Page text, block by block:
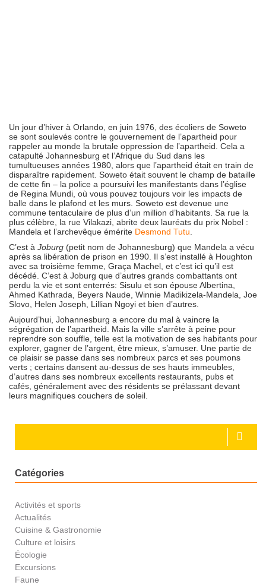
Un jour d’hiver à Orlando, en juin 1976, des écoliers de Soweto
se sont soulevés contre le gouvernement de l’apartheid pour
rappeler au monde la brutale oppression de l’apartheid. Cela a
catapulté Johannesburg et l’Afrique du Sud dans les
tumultueuses années 1980, alors que l’apartheid était en train de
disparaître rapidement. Soweto était souvent le champ de bataille
de cette fin – la police a poursuivi les manifestants dans l’église
de Regina Mundi, où vous pouvez toujours voir les impacts de
balle dans le plafond et les murs. Soweto est devenue une
commune tentaculaire de plus d’un million d’habitants. Sa rue la
plus célèbre, la rue Vilakazi, abrite deux lauréats du prix Nobel :
Mandela et l’archevêque émérite Desmond Tutu
C’est à Joburg (petit nom de Johannesburg) que Mandela a vécu
après sa libération de prison en 1990. Il s’est installé à Houghton
avec sa troisième femme, Graça Machel, et c’est ici qu’il est
décédé. C’est à Joburg que d’autres grands combattants ont
perdu la vie et sont enterrés: Sisulu et son épouse Albertina,
Ahmed Kathrada, Beyers Naude, Winnie Madikizela-Mandela, Joe
Slovo, Helen Joseph, Lillian Ngoyi et bien d’autres.
Aujourd’hui, Johannesburg a encore du mal à vaincre la
ségrégation de l’apartheid. Mais la ville s’arrête à peine pour
reprendre son souffle, telle est la motivation de ses habitants pour
explorer, gagner de l’argent, être mieux, s’amuser. Une partie de
ce plaisir se passe dans ses nombreux parcs et ses poumons
verts ; certains dansent au-dessus de ses hauts immeubles,
d’autres dans ses nombreux excellents restaurants, pubs et
cafés, généralement avec des résidents se prélassant devant
leurs magnifiques couchers de soleil.
Catégories
Activités et sports
Actualités
Cuisine & Gastronomie
Culture et loisirs
Écologie
Excursions
Faune